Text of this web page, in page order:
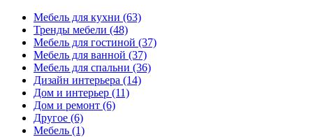
Мебель для кухни (63)
Тренды мебели (48)
Мебель для гостиной (37)
Мебель для ванной (37)
Мебель для спальни (36)
Дизайн интерьера (14)
Дом и интерьер (11)
Дом и ремонт (6)
Другое (6)
Мебель (1)